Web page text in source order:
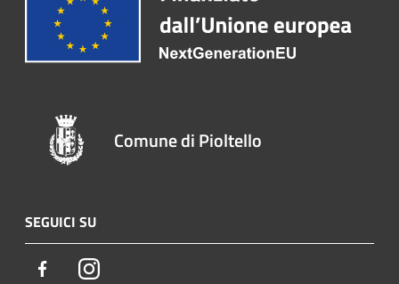
Comune di Pioltello
SEGUICI SU
FacebookInstagram